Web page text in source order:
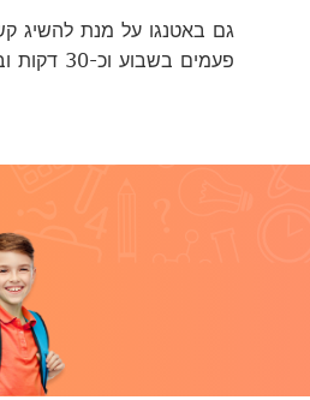
גם באטנגו על מנת להשיג
פעמים בשבוע וכ-30 דקות ובמשך מספר חודשים!